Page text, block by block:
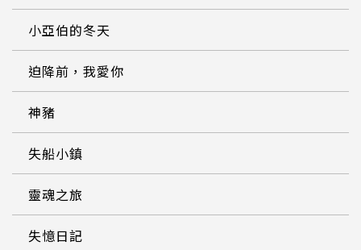
小亞伯的冬天
迫降前，我愛你
神豬
失船小鎮
靈魂之旅
失憶日記